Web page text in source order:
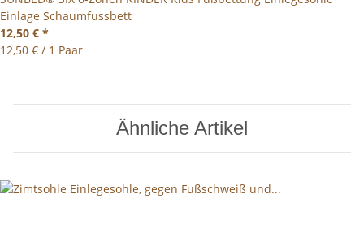
Einlage Schaumfussbett
12,50 € *
12,50 € / 1 Paar
Ähnliche Artikel